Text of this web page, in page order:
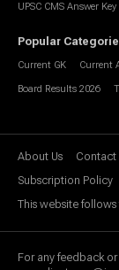
UPSC CMS Answer Key
Popular
Current GK Current
Board Results 2026
About Us Contact
Subscription Policy
This website
For any feedback